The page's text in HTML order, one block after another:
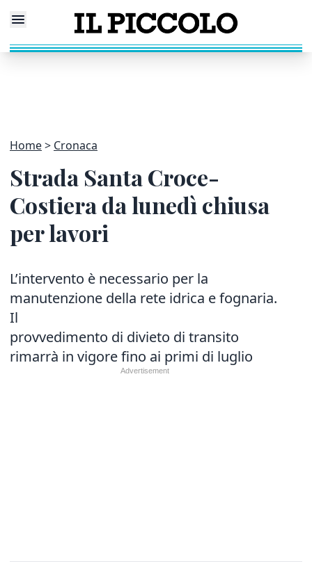
Home Cronaca
Strada Santa Croce-
Costiera da lunedì chiusa
per lavori
L’intervento è necessario per la
manutenzione della rete idrica e fognaria.
Il
provvedimento di divieto di transito
rimarrà in vigore fino ai primi di luglio